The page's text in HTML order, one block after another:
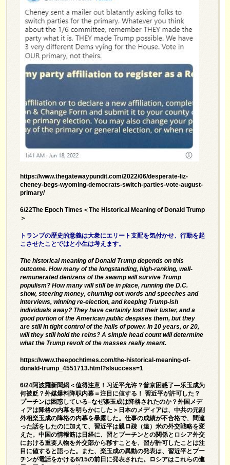
https://www.thegatewaypundit.com/2022/06/desperate-liz-
cheney-begs-wyoming-democrats-switch-parties-vote-august-
primary/
6/22The Epoch Times＜The Historical Meaning of Donald Trump
＞
トランプの歴史的意義は大衆にエリート支配を気付かせ、行動を起
こさせたことではと小生は考えます。
The historical meaning of Donald Trump depends on this
outcome. How many of the longstanding, high-ranking, well-
remunerated denizens of the swamp will survive Trump
populism? How many will still be in place, running the D.C.
show, steering money, churning out words and speeches and
interviews, winning re-election, and keeping Trump-ish
individuals away? They have certainly lost their luster, and a
good portion of the American public despises them, but they
are still in tight control of the halls of power. In 10 years, or 20,
will they still hold the reins? A simple head count will determine
what the Trump revolt of the masses really meant.
https://www.theepochtimes.com/the-historical-meaning-of-
donald-trump_4551713.html?slsuccess=1
6/24阿波羅新聞網＜值得注意！习近平允许？普京困惑了—乐玉成为
何被贬？外媒爆料降职内幕＝注目に値する！ 習近平が許可した？
プーチンは困惑している–なぜ楽玉成は降格されたのか？外国メデ
ィアは降格の内幕を明らかにした＞日本のメディアは、中共の元副
外相楽玉成の降格の内幕を暴露した。仕事の成績が不合格で、間違
った話をしたのに加えて、習近平は親ロ疎（遠）米の外交戦略を変
えた。中国の情報筋は日経に、習とプーチンとの関係とロシア外交
における重要人物を外交部から移すことを、習が許可したことは注
目に値すると語った。また、楽玉成の異動の発表は、習近平とプー
チンが電話をかける6/15の前日に発表された。ロシアはこれらの進